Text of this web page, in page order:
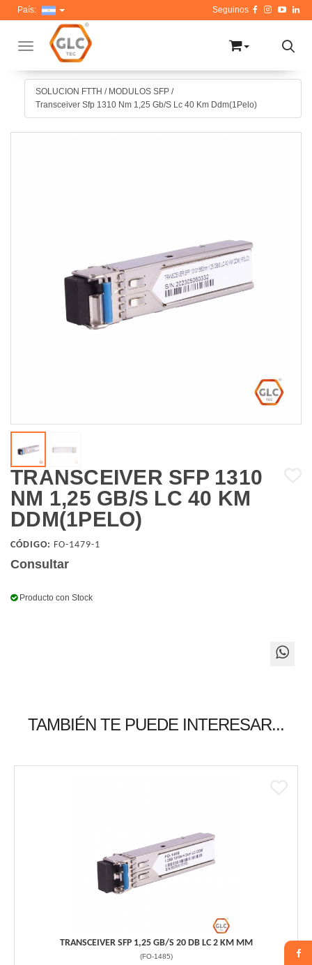
Toggle navigation
País:
SOLUCION FTTH / MODULOS SFP /
Transceiver Sfp 1310 Nm 1,25 Gb/S Lc 40 Km Ddm(1Pelo)
TRANSCEIVER SFP 1310
NM 1,25 GB/S LC 40 KM
DDM(1PELO)
CÓDIGO: FO-1479-1
Consultar
Producto con Stock
TAMBIÉN TE PUEDE INTERESAR...
TRANSCEIVER SFP 1,25 GB/S 20 DB LC 2 KM MM
(FO-1485)